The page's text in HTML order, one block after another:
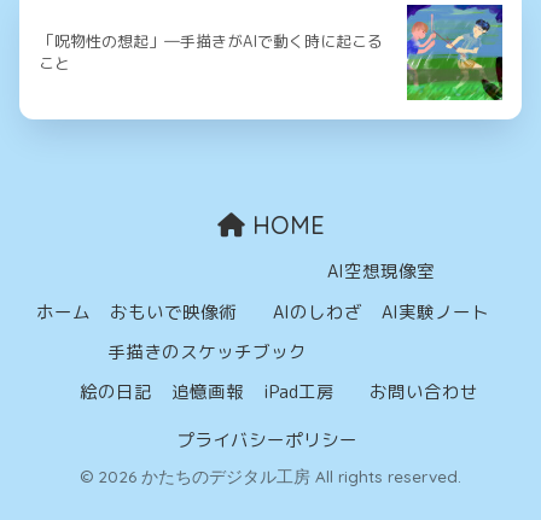
「呪物性の想起」―手描きがAIで動く時に起こる
こと
HOME
ホーム おもいで映像術
AI空想現像室
AIのしわざ
AI実験ノート
手描きのスケッチブック
絵の日記
追憶画報 iPad工房
お問い合わせ
プライバシーポリシー
© 2026 かたちのデジタル工房 All rights reserved.